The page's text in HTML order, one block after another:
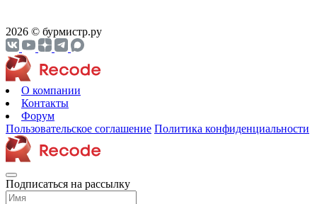
2026 © бурмистр.ру
О компании
Контакты
Форум
Пользовательское соглашение Политика конфиденциальности
Подписаться на рассылку